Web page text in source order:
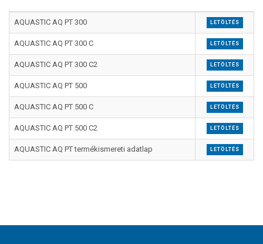
AQUASTIC AQ PT 300 LETÖLTÉS
AQUASTIC AQ PT 300 C LETÖLTÉS
AQUASTIC AQ PT 300 C2 LETÖLTÉS
AQUASTIC AQ PT 500 LETÖLTÉS
AQUASTIC AQ PT 500 C LETÖLTÉS
AQUASTIC AQ PT 500 C2 LETÖLTÉS
AQUASTIC AQ PT termékismereti adatlap LETÖLTÉS